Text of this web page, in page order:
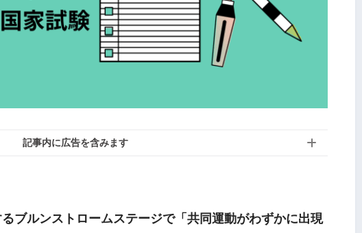
記事内に広告を含みます
ブルンストロームステージで「共同運動がわずかに出現